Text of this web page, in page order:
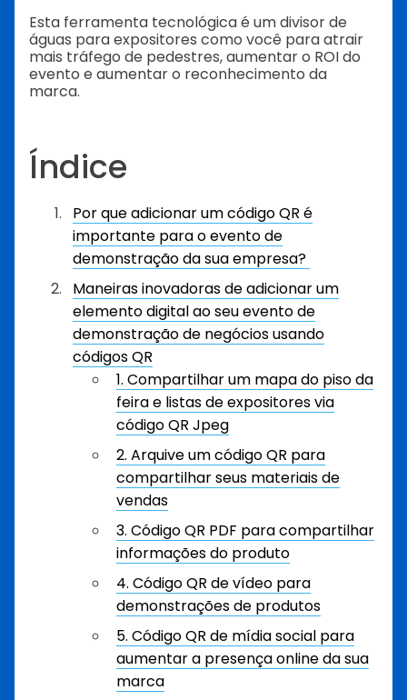
Esta ferramenta tecnológica é um divisor de
águas para expositores como você para atrair
mais tráfego de pedestres, aumentar o ROI do
evento e aumentar o reconhecimento da
marca.
Índice
Por que adicionar um código QR é
importante para o evento de
demonstração da sua empresa?
Maneiras inovadoras de adicionar um
elemento digital ao seu evento de
demonstração de negócios usando
códigos QR
1. Compartilhar um mapa do piso da
feira e listas de expositores via
código QR Jpeg
2. Arquive um código QR para
compartilhar seus materiais de
vendas
3. Código QR PDF para compartilhar
informações do produto
4. Código QR de vídeo para
demonstrações de produtos
5. Código QR de mídia social para
aumentar a presença online da sua
marca